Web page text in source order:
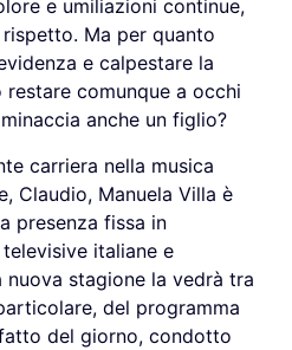
e umiliazioni continue,
Ma per quanto
e calpestare la
comunque a occhi
anche un figlio?
carriera nella musica
Claudio, Manuela Villa è
presenza fissa in
italiane e
nuova stagione la vedrà tra
del programma
del giorno, condotto